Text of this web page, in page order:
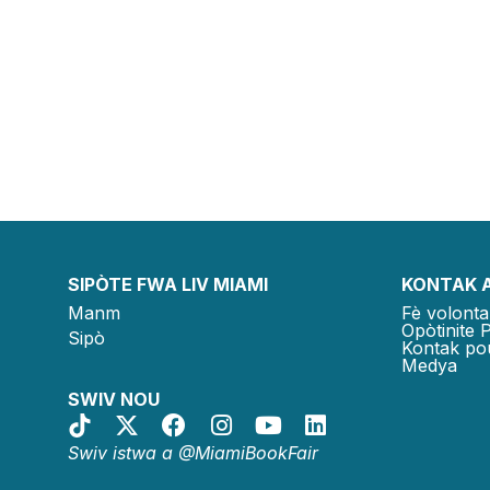
SIPÒTE FWA LIV MIAMI
Manm
Sipò
SWIV NOU
Swiv istwa a @MiamiBookFair
KONTAK
Fè
Opòtinite
Kontak
Medya